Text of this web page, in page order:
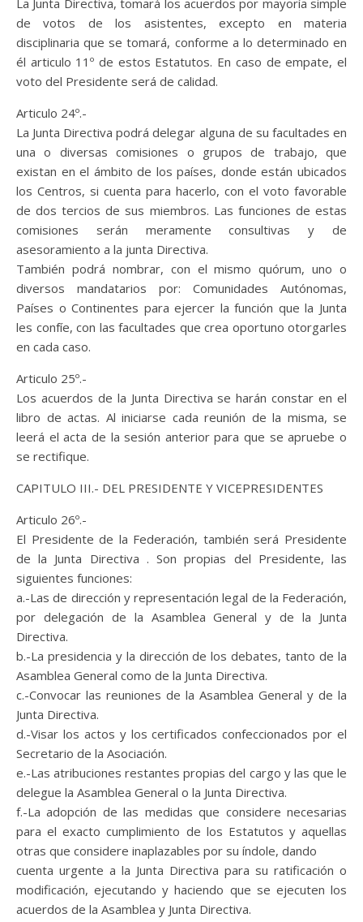
La Junta Directiva, tomará los acuerdos por mayoría simple
de votos de los asistentes, excepto en materia
disciplinaria que se tomará, conforme a lo determinado en
él articulo 11º de estos Estatutos. En caso de empate, el
voto del Presidente será de calidad.
Articulo 24º.-
La Junta Directiva podrá delegar alguna de su facultades en
una o diversas comisiones o grupos de trabajo, que
existan en el ámbito de los países, donde están ubicados
los Centros, si cuenta para hacerlo, con el voto favorable
de dos tercios de sus miembros. Las funciones de estas
comisiones serán meramente consultivas y de
asesoramiento a la junta Directiva.
También podrá nombrar, con el mismo quórum, uno o
diversos mandatarios por: Comunidades Autónomas,
Países o Continentes para ejercer la función que la Junta
les confíe, con las facultades que crea oportuno otorgarles
en cada caso.
Articulo 25º.-
Los acuerdos de la Junta Directiva se harán constar en el
libro de actas. Al iniciarse cada reunión de la misma, se
leerá el acta de la sesión anterior para que se apruebe o
se rectifique.
CAPITULO III.- DEL PRESIDENTE Y VICEPRESIDENTES
Articulo 26º.-
El Presidente de la Federación, también será Presidente
de la Junta Directiva . Son propias del Presidente, las
siguientes funciones:
a.-Las de dirección y representación legal de la Federación,
por delegación de la Asamblea General y de la Junta
Directiva.
b.-La presidencia y la dirección de los debates, tanto de la
Asamblea General como de la Junta Directiva.
c.-Convocar las reuniones de la Asamblea General y de la
Junta Directiva.
d.-Visar los actos y los certificados confeccionados por el
Secretario de la Asociación.
e.-Las atribuciones restantes propias del cargo y las que le
delegue la Asamblea General o la Junta Directiva.
f.-La adopción de las medidas que considere necesarias
para el exacto cumplimiento de los Estatutos y aquellas
otras que considere inaplazables por su índole, dando
cuenta urgente a la Junta Directiva para su ratificación o
modificación, ejecutando y haciendo que se ejecuten los
acuerdos de la Asamblea y Junta Directiva.